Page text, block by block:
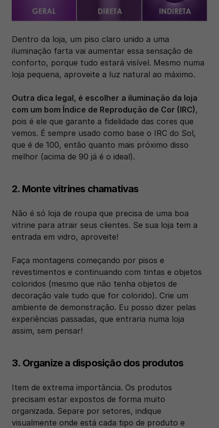
Dentro da loja, um piso claro unido a uma
iluminação farta vai aumentar essa sensação de
conforto, porque tudo estará visível. Mesmo numa
loja pequena, aproveite a luz natural ao máximo.
Outra dica legal, é escolher a iluminação da loja
com um bom Índice de Reprodução de Cor (IRC),
pois é ele que garante a fidelidade das cores que
vemos. É sempre usado como base o IRC do Sol,
que é de 100, então quanto mais próximo disso
melhor (acima de 90 já é o ideal).
2. Monte vitrines chamativas
Não é só loja de roupa que precisa de uma boa
vitrine para atrair seus clientes. Se sua loja tem a
entrada em vidro, aproveite!
Faça montagens começando por pisos e
revestimentos e continuando com tintas e objetos
coloridos (mesmo que não tenha objetos de
decoração vale tudo que for colorido). Crie um
ambiente de demonstração. Eu posso dizer pelas
experiências passadas, que entraria numa loja
assim, sem pensar!
3. Organize a disposição dos produtos
Item de extrema importância. Os produtos
precisam estar expostos de forma muito
organizada. Separe por setores, indique
visualmente onde está cada tipo de produto e